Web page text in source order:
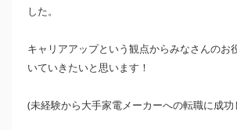
した。
キャリアアップという観点からみなさんのお
いていきたいと思います！
(未経験から大手家電メーカーへの転職に成功